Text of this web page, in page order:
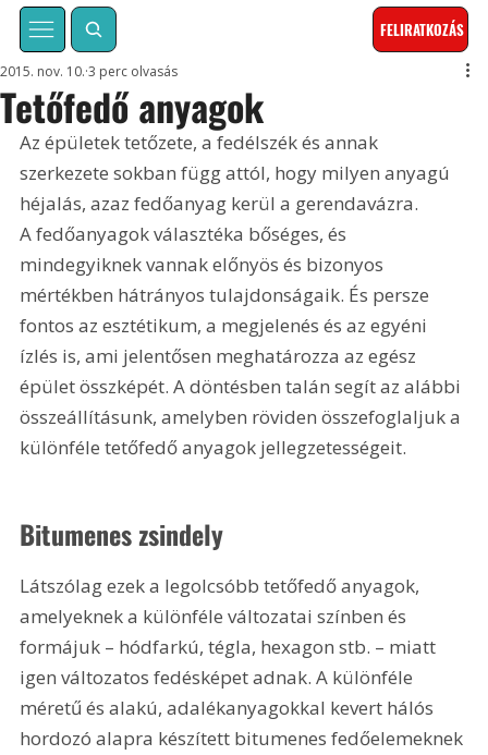
FELIRATKOZÁS
Tetőfedő anyagok
2015. nov. 10. 3 perc olvasás
Az épületek tetőzete, a fedélszék és annak
szerkezete sokban függ attól, hogy milyen anyagú
héjalás, azaz fedőanyag kerül a gerendavázra.
A fedőanyagok választéka bőséges, és
mindegyiknek vannak előnyös és bizonyos
mértékben hátrányos tulajdonságaik. És persze
fontos az esztétikum, a megjelenés és az egyéni
ízlés is, ami jelentősen meghatározza az egész
épület összképét. A döntésben talán segít az alábbi
összeállításunk, amelyben röviden összefoglaljuk a
különféle tetőfedő anyagok jellegzetességeit.
Bitumenes zsindely
Látszólag ezek a legolcsóbb tetőfedő anyagok,
amelyeknek a különféle változatai színben és
formájuk – hódfarkú, tégla, hexagon stb. – miatt
igen változatos fedésképet adnak. A különféle
méretű és alakú, adalékanyagokkal kevert hálós
hordozó alapra készített bitumenes fedőelemeknek